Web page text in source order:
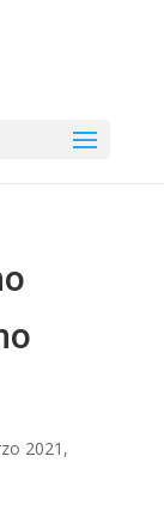
2021 ,